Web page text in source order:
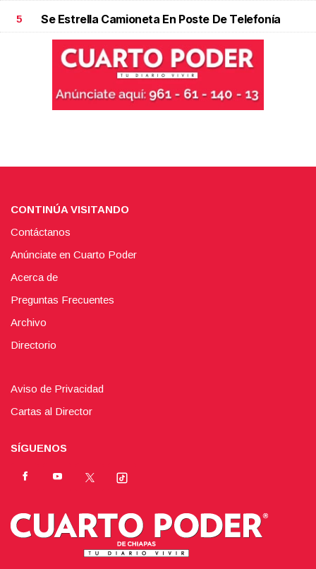
5 Se Estrella Camioneta En Poste De Telefonía
CONTINÚA VISITANDO
Contáctanos
Anúnciate en Cuarto Poder
Acerca de
Preguntas Frecuentes
Archivo
Directorio
Aviso de Privacidad
Cartas al Director
SÍGUENOS